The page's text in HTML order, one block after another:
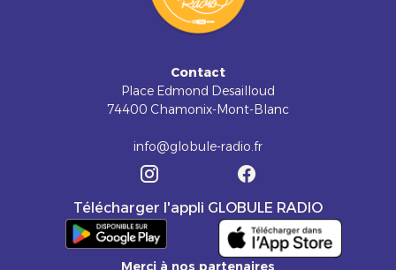
Contact
Place Edmond Desailloud
74400 Chamonix-Mont-Blanc
info@globule-radio.fr
Télécharger l'appli GLOBULE RADIO
Merci à nos partenaires